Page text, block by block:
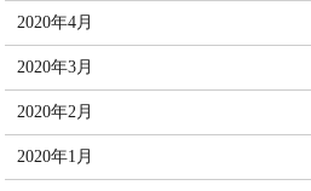
2020年4月
2020年3月
2020年2月
2020年1月